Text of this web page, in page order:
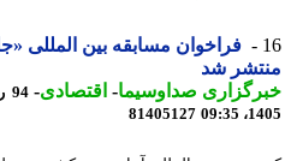
شد
صداوسیما-اقتصادی-
81405127